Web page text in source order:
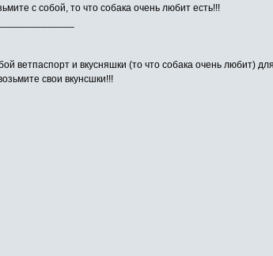
с собой, то что собака очень любит есть!!!
ветпаспорт и вкусняшки (то что собака очень любит)
свои вкунсшки!!!